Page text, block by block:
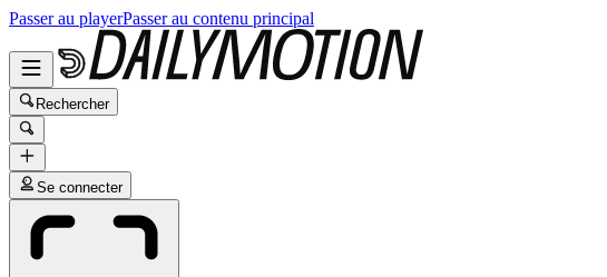
Passer au playerPasser au contenu principal
Rechercher
Se connecter